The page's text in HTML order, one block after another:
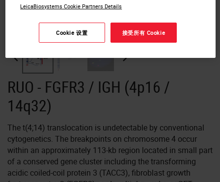
FGFR3 / IGH t(4;14) Fusion probe hybridized to MM patient material showing
RUO - FGFR3 / IGH (4p16 /
14q32)
The t(4;14) translocation is undetectable by conventional
cytogenetics. The breakpoints on chromosome 4 occur
within an approximately 113-kb region located in small part
of a conserved gene cluster including the transforming
acidic coiled-coil protein 3 (TACC3), fibroblast growth
LeicaBiosystems Cookie Partners Details
Cookie 设置 接受所有 Cookie